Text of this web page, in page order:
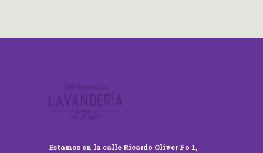
Estamos en la calle Ricardo Oliver Fo 1,